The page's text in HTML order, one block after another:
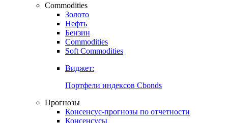
Commodities
Золото
Нефть
Бензин
Commodities
Soft Commodities
Виджет:
Портфели индексов Cbonds
Прогнозы
Консенсус-прогнозы по отчетности
Консенсусы